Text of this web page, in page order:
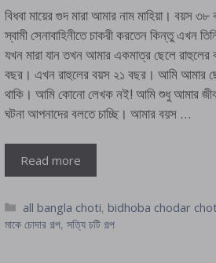
বিধবা মায়ের গুদ মারা আমার নাম মাহিয়া। বয়স
স্বামী সেনাবাহিনীতে চাকরী করতেন কিন্তু এখন
যখন মারা যান তখন আমার একমাত্র ছেলে রাহুলের
বছর। এখন রাহুলের বয়স ২১ বছর। আমি আমার
থাকি। আমি কোনো লেখক নই! আমি শুধু আমার
ঘটনা আপনাদের বলতে চাচ্ছি। আমার বয়স …
Read more
Categories
all bangla choti, bidhoba chodar
মাকে চোদার গল্প, সত্যি চটি গল্প